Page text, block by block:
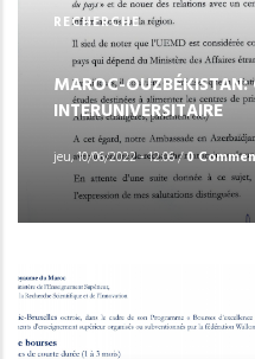
RECHERCHE
MAROC-
INTERUNIVERSITAIRE
jeu, 10/06/2022 - 12:06/0